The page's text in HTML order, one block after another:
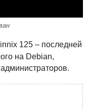
125 – последней
на Debian,